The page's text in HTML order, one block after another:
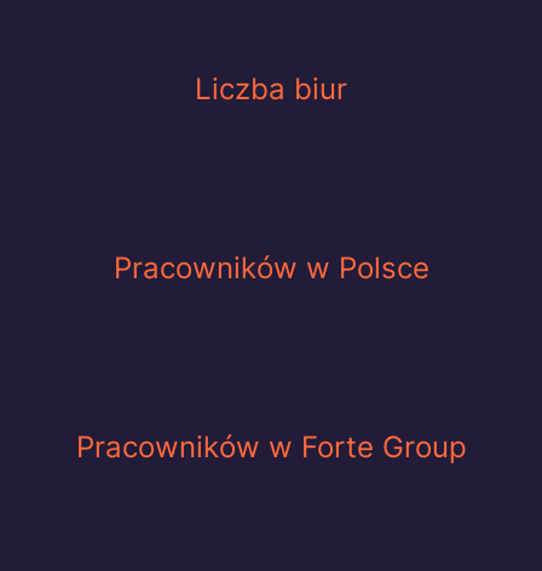
Liczba biur
Pracowników w Polsce
Pracowników w Forte Group